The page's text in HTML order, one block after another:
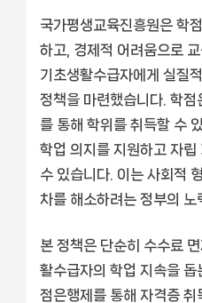
국가평생교육진흥원은 학
하고, 경제적 어려움으로
기초생활수급자에게 실질
정책을 마련했습니다. 학
를 통해 학위를 취득할 수
학업 의지를 지원하고 자
수 있습니다. 이는 사회적
차를 해소하려는 정부의 노
본 정책은 단순히 수수료
활수급자의 학업 지속을
점은행제를 통해 자격증